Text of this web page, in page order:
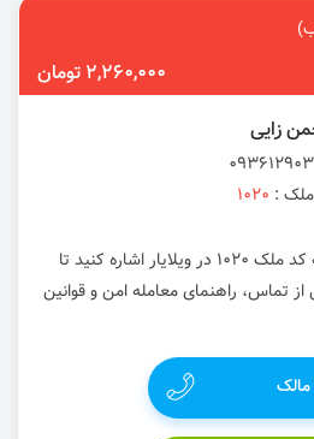
2,260,000 تومان
زایی
:
1020
هنگام تماس تلفنی، لطفاً به کد ملک 1020 در ویلایار اشاره کنید تا
تماس، راهنمای معامله امن و قوانین